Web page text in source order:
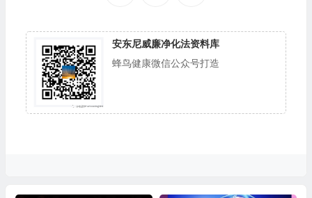
安东尼威廉净化法资料库
蜂鸟健康微信公众号打造